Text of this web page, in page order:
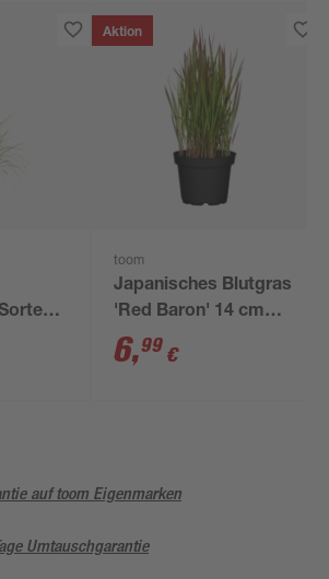
Aktion
toom
Japanisches Blutgras
'Red Baron' 14 cm
Topf
6,99 €
auf toom Eigenmarken
Umtauschgarantie